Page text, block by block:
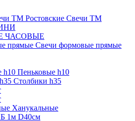
Ростовские Свечи ТМ
ЧАСОВЫЕ
Свечи формовые прямые
Пеньковые h10
Столбики h35
Ханукальные
1м D40см